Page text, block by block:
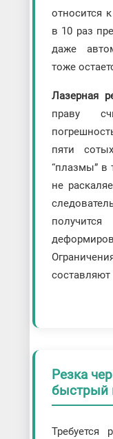
относится
в 10 раз
даже
тоже
Лазерная
праву
пяти
“плазмы” в
не
составляют
Резка
быстрый
Требуется